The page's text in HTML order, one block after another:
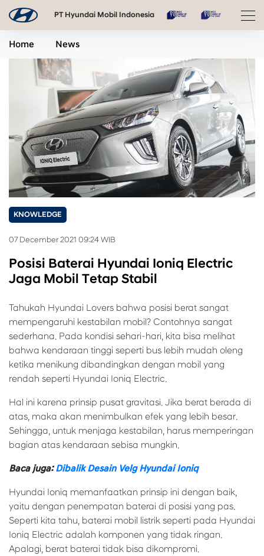
PT Hyundai Mobil Indonesia
Home News
KNOWLEDGE
07 December 2021 09:24 WIB
Posisi Baterai Hyundai Ioniq Electric
Jaga Mobil Tetap Stabil
Tahukah Hyundai Lovers bahwa posisi berat sangat
mempengaruhi kestabilan mobil? Contohnya sangat
sederhana. Pada kondisi sehari-hari, kita bisa melihat
bahwa kendaraan tinggi seperti bus lebih mudah oleng
ketika menikung dibandingkan dengan mobil yang
rendah seperti Hyundai Ioniq Electric.
Hal ini karena prinsip pusat gravitasi. Jika berat berada di
atas, maka akan menimbulkan efek yang lebih besar.
Sehingga, untuk menjaga kestabilan, harus memperingan
bagian atas kendaraan sebisa mungkin.
Baca juga:Dibalik Desain Velg Hyundai Ioniq
Hyundai Ioniq memanfaatkan prinsip ini dengan baik,
yaitu dengan penempatan baterai di posisi yang pas.
Seperti kita tahu, baterai mobil listrik seperti pada Hyundai
Ioniq Electric adalah komponen yang tidak ringan.
Apalagi, berat baterai tidak bisa dikompromi.